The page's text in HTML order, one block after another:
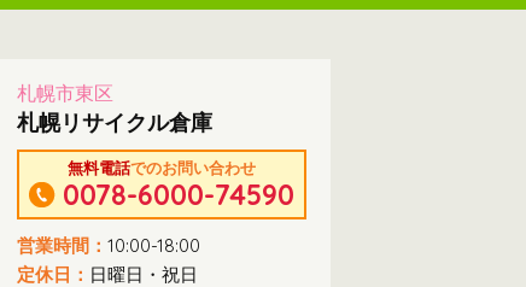
札幌市東区
札幌リサイクル倉庫
無料電話でのお問い合わせ
0078-6000-74590
営業時間： 10:00-18:00
定休日： 日曜日・祝日